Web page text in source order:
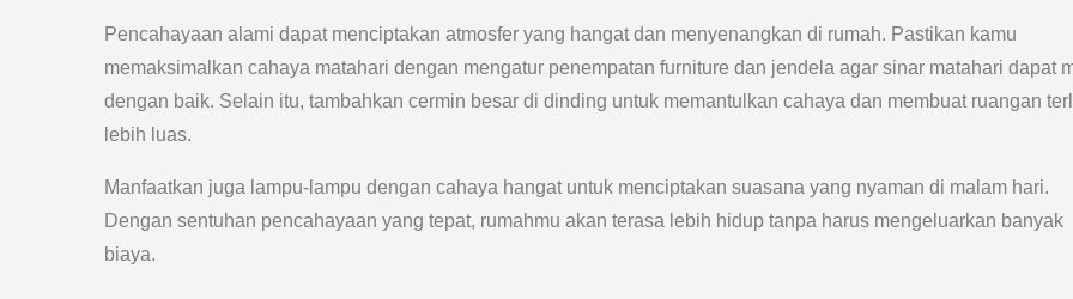
Pencahayaan alami dapat menciptakan atmosfer yang hangat dan menyenangkan di rumah. Pastikan kamu
memaksimalkan cahaya matahari dengan mengatur penempatan furniture dan jendela agar sinar matahari dapat
dengan baik. Selain itu, tambahkan cermin besar di dinding untuk memantulkan cahaya dan membuat ruangan
lebih luas.
Manfaatkan juga lampu-lampu dengan cahaya hangat untuk menciptakan suasana yang nyaman di malam hari.
Dengan sentuhan pencahayaan yang tepat, rumahmu akan terasa lebih hidup tanpa harus mengeluarkan banyak
biaya.